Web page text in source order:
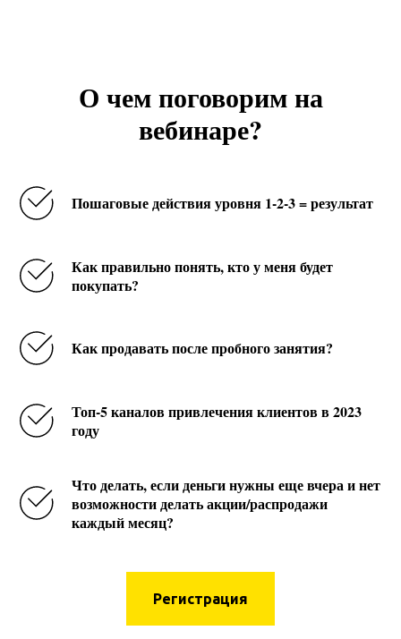
О чем поговорим на
вебинаре?
Пошаговые действия уровня 1-2-3 = результат
Как правильно понять, кто у меня будет
покупать?
Как продавать после пробного занятия?
Топ-5 каналов привлечения клиентов в 2023
году
Что делать, если деньги нужны еще вчера и нет
возможности делать акции/распродажи
каждый месяц?
Регистрация